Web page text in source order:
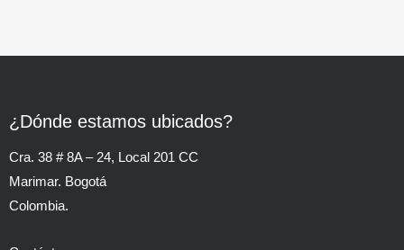
¿Dónde estamos ubicados?
Cra. 38 # 8A – 24, Local 201 CC
Marimar. Bogotá
Colombia.